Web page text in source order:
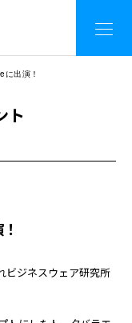
出演！
ト
ビジネスウェア研究所